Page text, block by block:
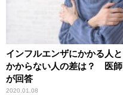
インフルエンザにかかる人と
かからない人の差は？ 医師
が回答
2020.01.08